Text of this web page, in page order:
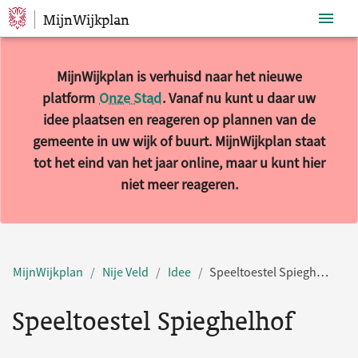
Sla navigatie over
MijnWijkplan
MijnWijkplan is verhuisd naar het nieuwe
platform Onze Stad. Vanaf nu kunt u daar uw
idee plaatsen en reageren op plannen van de
gemeente in uw wijk of buurt. MijnWijkplan staat
tot het eind van het jaar online, maar u kunt hier
niet meer reageren.
MijnWijkplan Nije Veld Idee Speeltoestel Spieghelhof
Speeltoestel Spieghelhof